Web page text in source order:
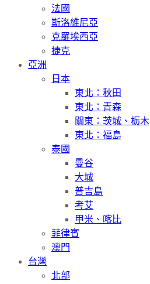
法國
斯洛維尼亞
克羅埃西亞
捷克
亞洲
日本
東北：秋田
東北：青森
關東：茨城、栃木
東北：福島
泰國
曼谷
大城
普吉島
考艾
甲米、喀比
菲律賓
澳門
台灣
北部